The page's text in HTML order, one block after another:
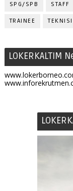
SPG/SPB STAFF
TRAINEE TEKNISI
LOKERKALTIM